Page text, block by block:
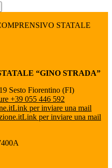
STATALE
“GINO STRADA”
Sesto Fiorentino (FI)
+39 055 446 592
Link per inviare una mail
Link per inviare una mail